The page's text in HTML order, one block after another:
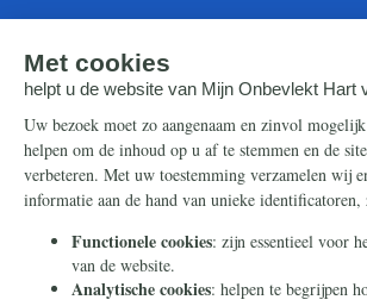
Laatste video's